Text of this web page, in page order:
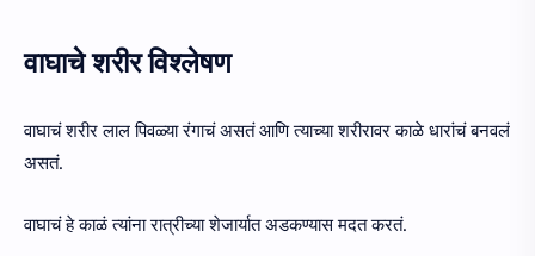
वाघाचे शरीर विश्लेषण
वाघाचं शरीर लाल पिवळ्या रंगाचं असतं आणि त्याच्या शरीरावर काळे धारांचं बनवलं
असतं.
वाघाचं हे काळं त्यांना रात्रीच्या शेजार्यात अडकण्यास मदत करतं.